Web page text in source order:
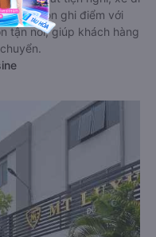
Phúc còn ghi điểm với
tận nơi, giúp khách hàng